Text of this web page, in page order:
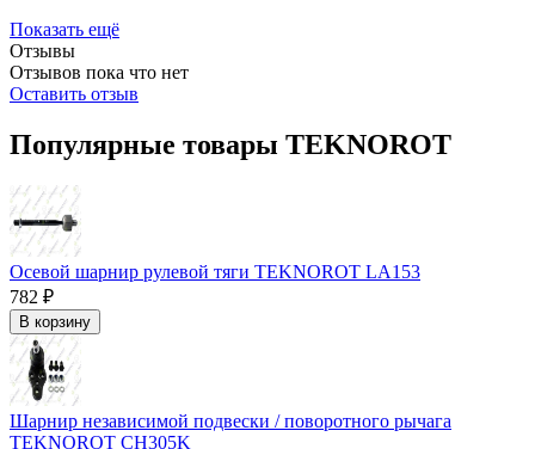
Показать ещё
Отзывы
Отзывов пока что нет
Оставить отзыв
Популярные товары TEKNOROT
Осевой шарнир рулевой тяги TEKNOROT LA153
782 ₽
В корзину
Шарнир независимой подвески / поворотного рычага
TEKNOROT CH305K